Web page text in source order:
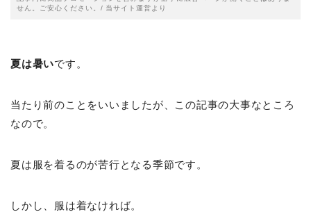
せん。ご安心ください。/ 当サイト運営より
夏は暑いです。
当たり前のことをいいましたが、この記事の大事なところ
なので。
夏は服を着るのが苦行となる季節です。
しかし、服は着なければ。